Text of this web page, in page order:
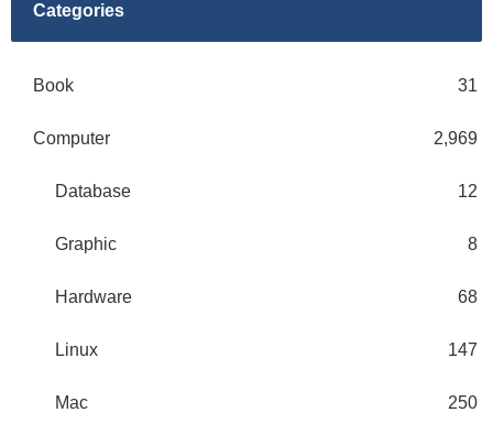
Categories
Book 31
Computer 2,969
Database 12
Graphic 8
Hardware 68
Linux 147
Mac 250